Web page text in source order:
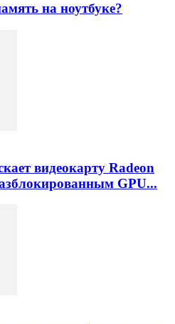
на ноутбуке?
видеокарту Radeon
GPU...